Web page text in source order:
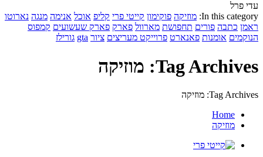
עדי פרל
In this category: מוזיקה פוקימון קייטי פרי קליפ אוכל אנימה מנגה נארוטו
ראמן כתבה פורים תחפושת מארוול פארק פארק שעשועים קמפוס
הנוקמים אומנות פאנארט פרוייקט מעריצים ציור gta גורילז
Tag Archives: מוזיקה
Tag Archives: מוזיקה
Home
מוזיקה